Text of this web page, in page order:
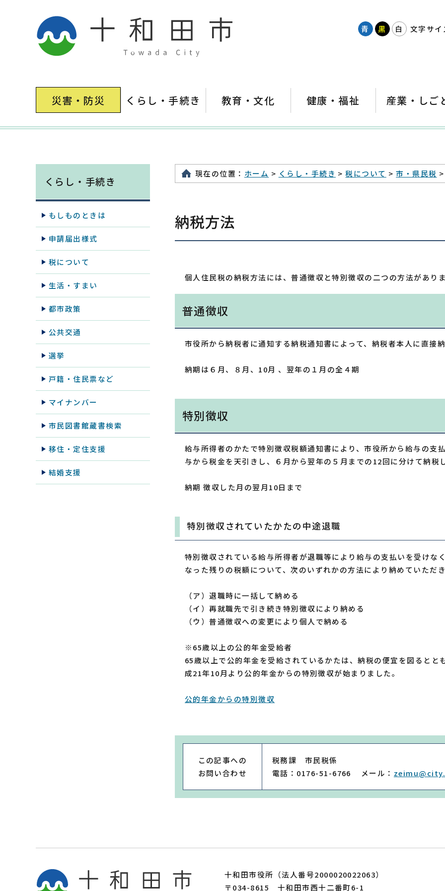
青 黒 白 文字サイ
災害・防災 くらし・手続き 教育・文化 健康・福祉 産業・しご
現在の位置： ホーム > くらし・手続き >税について >市・県民税
納税方法
個人住民税の納税方法には、普通徴収と特別徴収の二つの方法がありま
普通徴収
市役所から納税者に通知する納税通知書によって、納税者本人に直接納
納期は６月、８月、10月 、翌年の１月の全４期
特別徴収
給与所得者のかたで特別徴収税額通知書により、市役所から給与の支
与から税金を天引きし、６月から翌年の５月までの12回に分けて納税
納期 徴収した月の翌月10日まで
特別徴収されていたかたの中途退職
特別徴収されている給与所得者が退職等により給与の支払いを受けな
なった残りの税額について、次のいずれかの方法により納めていただき
（ア）退職時に一括して納める
（イ）再就職先で引き続き特別徴収により納める
（ウ）普通徴収への変更により個人で納める
※65歳以上の公的年金受給者
65歳以上で公的年金を受給されているかたは、納税の便宜を図ると
成21年10月より公的年金からの特別徴収が始まりました。
公的年金からの特別徴収
この記事への
お問い合わせ
税務課 市民税係
電話：0176-51-6766
メール：
くらし・手続き
もしものときは
申請届出様式
税について
生活・すまい
都市政策
公共交通
選挙
戸籍・住民票など
マイナンバー
市民図書館蔵書検索
移住・定住支援
結婚支援
十和田市役所（法人番号2000020022063）
〒034-8615 十和田市西十二番町6-1